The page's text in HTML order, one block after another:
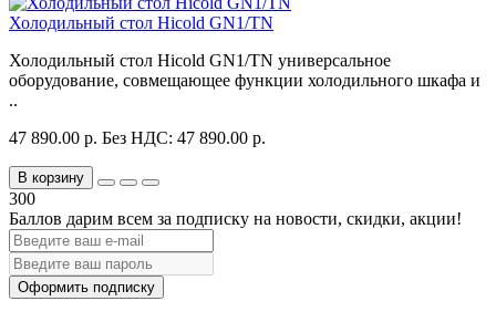
Холодильный стол Hicold GN1/TN
Холодильный стол Hicold GN1/TN универсальное
оборудование, совмещающее функции холодильного шкафа и
..
47 890.00 р. Без НДС: 47 890.00 р.
В корзину
300
Баллов дарим всем за подписку на новости, скидки, акции!
Оформить подписку